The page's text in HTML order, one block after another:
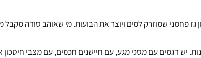
שמוזרק למים ויוצר את הבועות. מי שאוהב סודה מקבל